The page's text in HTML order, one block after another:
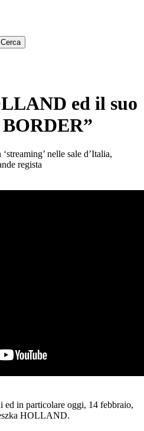
ed il suo
nelle sale d’Italia,
regista
in particolare oggi, 14 febbraio,
HOLLAND.